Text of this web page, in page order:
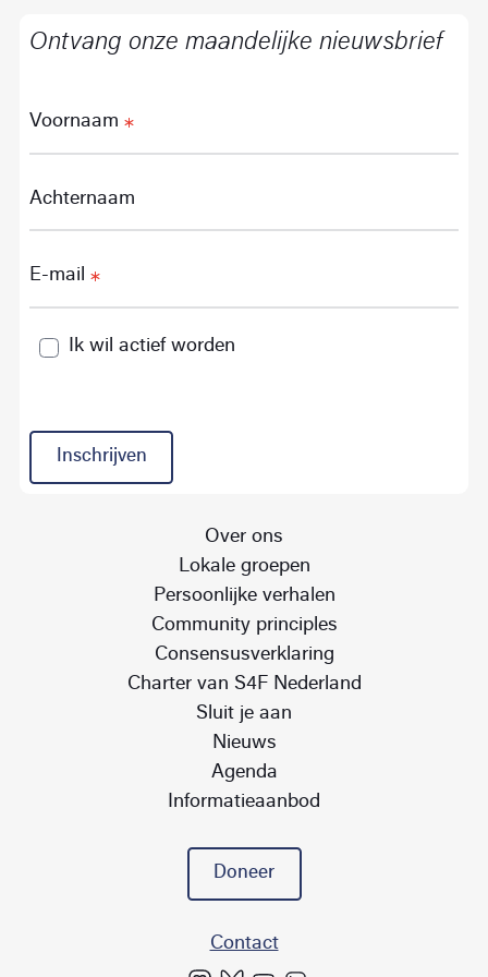
Ontvang onze maandelijke nieuwsbrief
Voornaam
Achternaam
E-mail
Ik wil actief worden
Inschrijven
Over ons
Lokale groepen
Persoonlijke verhalen
Community principles
Consensusverklaring
Charter van S4F Nederland
Sluit je aan
Nieuws
Agenda
Informatieaanbod
Doneer
Contact